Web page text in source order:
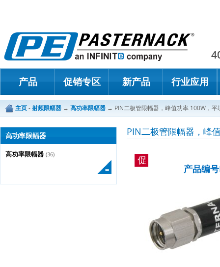
产品 促销专区 新产品 行业应用
主页-射频限幅器 → 高功率限幅器 → PIN二极管限幅器，峰值功率 100W，
高功率限幅器
高功率限幅器 (36)
PIN二极管限幅器，峰
促
产品编